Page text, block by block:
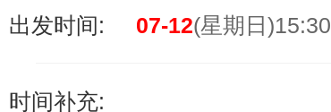
出发时间: 07-12(星期日)15:30
时间补充: